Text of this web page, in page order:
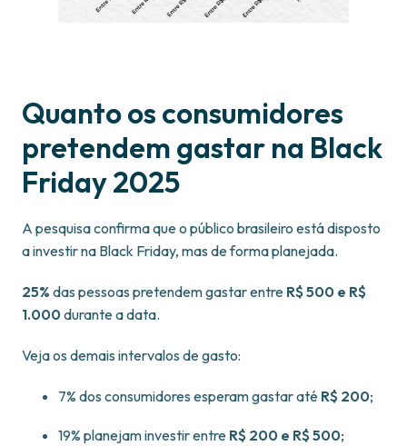
Quanto os consumidores
pretendem gastar na Black
Friday 2025
A pesquisa confirma que o público brasileiro está disposto
a investir na Black Friday, mas de forma planejada.
25% das pessoas pretendem gastar entre R$ 500 e R$
1.000durante a data.
Veja os demais intervalos de gasto:
7% dos consumidores esperam gastar até R$ 200;
19% planejam investir entre R$ 200 e R$ 500;